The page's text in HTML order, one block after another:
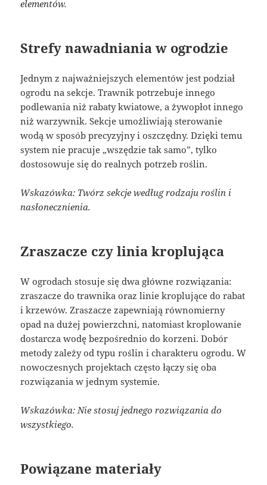
elementów.
Strefy nawadniania w ogrodzie
Jednym z najważniejszych elementów jest podział
ogrodu na sekcje. Trawnik potrzebuje innego
podlewania niż rabaty kwiatowe, a żywopłot innego
niż warzywnik. Sekcje umożliwiają sterowanie
wodą w sposób precyzyjny i oszczędny. Dzięki temu
system nie pracuje „wszędzie tak samo”, tylko
dostosowuje się do realnych potrzeb roślin.
Wskazówka: Twórz sekcje według rodzaju roślin i
nasłonecznienia.
Zraszacze czy linia kroplująca
W ogrodach stosuje się dwa główne rozwiązania:
zraszacze do trawnika oraz linie kroplujące do rabat
i krzewów. Zraszacze zapewniają równomierny
opad na dużej powierzchni, natomiast kroplowanie
dostarcza wodę bezpośrednio do korzeni. Dobór
metody zależy od typu roślin i charakteru ogrodu. W
nowoczesnych projektach często łączy się oba
rozwiązania w jednym systemie.
Wskazówka: Nie stosuj jednego rozwiązania do
wszystkiego.
Powiązane materiały